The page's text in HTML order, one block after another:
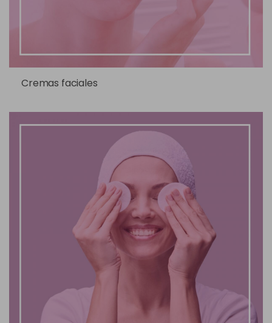
Cremas faciales